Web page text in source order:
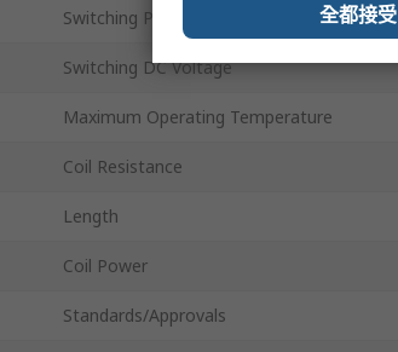
Switching Power
Switching DC Voltage
Maximum Operating Temperature
Coil Resistance
Length
Coil Power
Standards/Approvals
全都接受